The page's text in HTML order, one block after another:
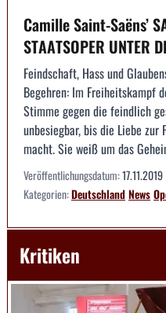
Camille Saint-Saëns’
STAATSOPER UNTER
Feindschaft, Hass und
Begehren: Im Freiheitskampf
Stimme gegen die feindlich
unbesiegbar, bis die Liebe
macht. Sie weiß um das
Veröffentlichungsdatum:17.11.2019
Kategorien:DeutschlandNews
Kritiken